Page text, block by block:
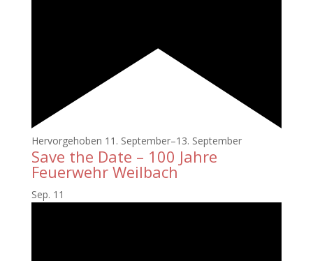
Hervorgehoben 11. September–13. September
Save the Date – 100 Jahre
Feuerwehr Weilbach
Sep. 11